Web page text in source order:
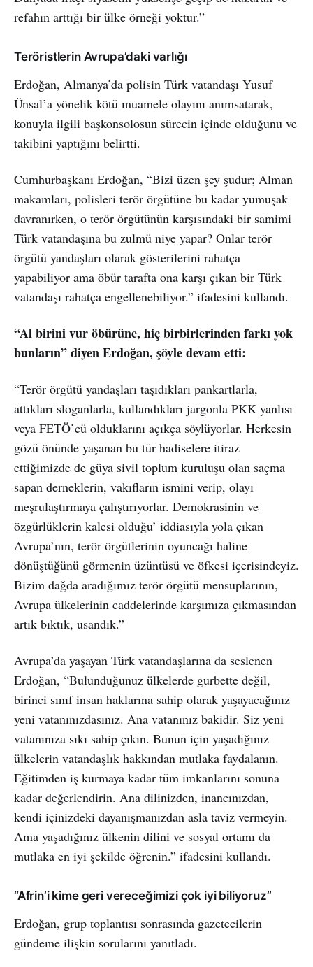
refahın arttığı bir ülke örneği yoktur.”
Teröristlerin Avrupa’daki varlığı
Erdoğan, Almanya’da polisin Türk vatandaşı Yusuf
Ünsal’a yönelik kötü muamele olayını anımsatarak,
konuyla ilgili başkonsolosun sürecin içinde olduğunu ve
takibini yaptığını belirtti.
Cumhurbaşkanı Erdoğan, “Bizi üzen şey şudur; Alman
makamları, polisleri terör örgütüne bu kadar yumuşak
davranırken, o terör örgütünün karşısındaki bir samimi
Türk vatandaşına bu zulmü niye yapar? Onlar terör
örgütü yandaşları olarak gösterilerini rahatça
yapabiliyor ama öbür tarafta ona karşı çıkan bir Türk
vatandaşı rahatça engellenebiliyor.” ifadesini kullandı.
“Al birini vur öbürüne, hiç birbirlerinden farkı yok
bunların” diyen Erdoğan, şöyle devam etti:
“Terör örgütü yandaşları taşıdıkları pankartlarla,
attıkları sloganlarla, kullandıkları jargonla PKK yanlısı
veya FETÖ’cü olduklarını açıkça söylüyorlar. Herkesin
gözü önünde yaşanan bu tür hadiselere itiraz
ettiğimizde de güya sivil toplum kuruluşu olan saçma
sapan derneklerin, vakıfların ismini verip, olayı
meşrulaştırmaya çalıştırıyorlar. Demokrasinin ve
özgürlüklerin kalesi olduğu’ iddiasıyla yola çıkan
Avrupa’nın, terör örgütlerinin oyuncağı haline
dönüştüğünü görmenin üzüntüsü ve öfkesi içerisindeyiz.
Bizim dağda aradığımız terör örgütü mensuplarının,
Avrupa ülkelerinin caddelerinde karşımıza çıkmasından
artık bıktık, usandık.”
Avrupa’da yaşayan Türk vatandaşlarına da seslenen
Erdoğan, “Bulunduğunuz ülkelerde gurbette değil,
birinci sınıf insan haklarına sahip olarak yaşayacağınız
yeni vatanınızdasınız. Ana vatanınız bakidir. Siz yeni
vatanınıza sıkı sahip çıkın. Bunun için yaşadığınız
ülkelerin vatandaşlık hakkından mutlaka faydalanın.
Eğitimden iş kurmaya kadar tüm imkanlarını sonuna
kadar değerlendirin. Ana dilinizden, inancınızdan,
kendi içinizdeki dayanışmanızdan asla taviz vermeyin.
Ama yaşadığınız ülkenin dilini ve sosyal ortamı da
mutlaka en iyi şekilde öğrenin.” ifadesini kullandı.
“Afrin’i kime geri vereceğimizi çok iyi biliyoruz”
Erdoğan, grup toplantısı sonrasında gazetecilerin
gündeme ilişkin sorularını yanıtladı.